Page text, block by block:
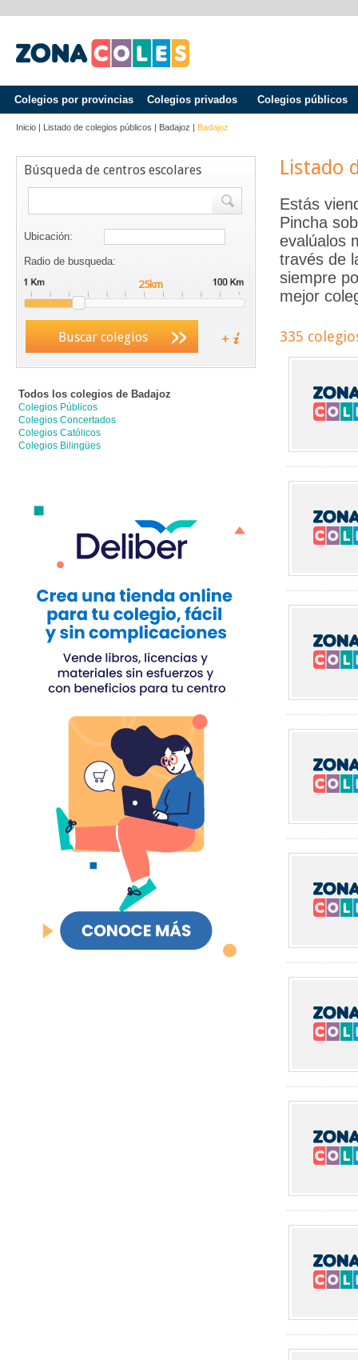
Colegios por provincias Colegios privados Colegios públicos
Inicio | Listado de colegios públicos | Badajoz | Badajoz
Búsqueda de centros escolares
Ubicación:
Radio de busqueda:
Buscar colegios
Todos los colegios de Badajoz
Colegios Públicos
Colegios Concertados
Colegios Católicos
Colegios Bilingües
Listado
Estás
Pincha
evalúalos
través de
siempre
mejor
335